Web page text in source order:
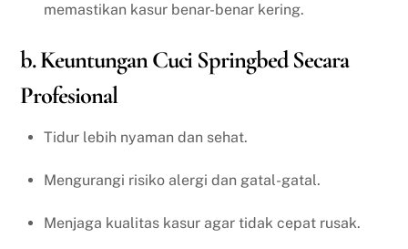
memastikan kasur benar-benar kering.
b. Keuntungan Cuci Springbed Secara
Profesional
Tidur lebih nyaman dan sehat.
Mengurangi risiko alergi dan gatal-gatal.
Menjaga kualitas kasur agar tidak cepat rusak.